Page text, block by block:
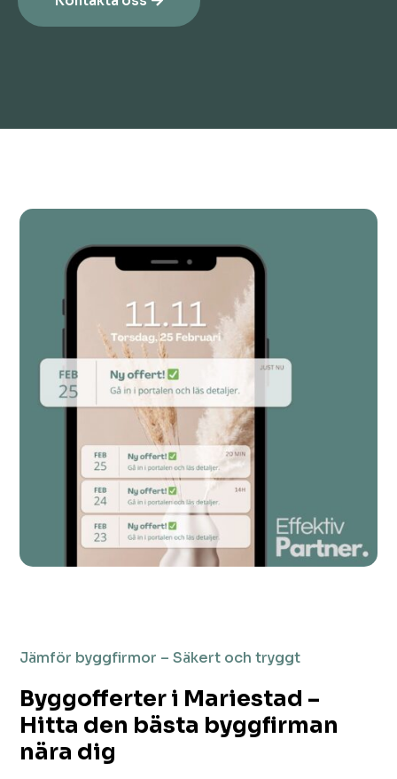
Jämför byggfirmor – Säkert och tryggt
Byggofferter i Mariestad –
Hitta den bästa byggfirman
nära dig